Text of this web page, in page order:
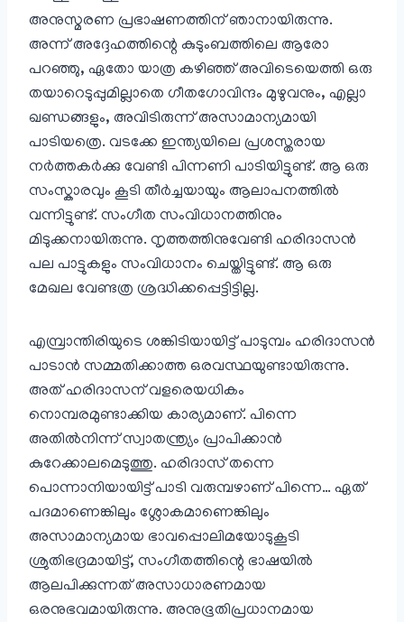
അനുസ്മരണ പ്രഭാഷണത്തിന് ഞാനായിരുന്നു.
അന്ന് അദ്ദേഹത്തിന്റെ കുടുംബത്തിലെ ആരോ
പറഞ്ഞു, ഏതോ യാത്ര കഴിഞ്ഞ് അവിടെയെത്തി ഒരു
തയാറെടുപ്പുമില്ലാതെ ഗീതഗോവിന്ദം മുഴുവനും, എല്ലാ
ഖണ്ഡങ്ങളും, അവിടിരുന്ന് അസാമാന്യമായി
പാടിയത്രെ. വടക്കേ ഇന്ത്യയിലെ പ്രശസ്തരായ
നർത്തകർക്കു വേണ്ടി പിന്നണി പാടിയിട്ടുണ്ട്. ആ ഒരു
സംസ്കാരവും കൂടി തീർച്ചയായും ആലാപനത്തിൽ
വന്നിട്ടുണ്ട്. സംഗീത സംവിധാനത്തിനും
മിടുക്കനായിരുന്നു. നൃത്തത്തിനുവേണ്ടി ഹരിദാസൻ
പല പാട്ടുകളും സംവിധാനം ചെയ്തിട്ടുണ്ട്. ആ ഒരു
മേഖല വേണ്ടത്ര ശ്രദ്ധിക്കപ്പെട്ടിട്ടില്ല.
എമ്പ്രാന്തിരിയുടെ ശങ്കിടിയായിട്ട് പാടുമ്പം ഹരിദാസൻ
പാടാൻ സമ്മതിക്കാത്ത ഒരവസ്ഥയുണ്ടായിരുന്നു.
അത് ഹരിദാസന് വളരെയധികം
നൊമ്പരമുണ്ടാക്കിയ കാര്യമാണ്. പിന്നെ
അതിൽനിന്ന് സ്വാതന്ത്ര്യം പ്രാപിക്കാൻ
കുറേക്കാലമെടുത്തു. ഹരിദാസ് തന്നെ
പൊന്നാനിയായിട്ട് പാടി വരുമ്പഴാണ് പിന്നെ… ഏത്
പദമാണെങ്കിലും ശ്ലോകമാണെങ്കിലും
അസാമാന്യമായ ഭാവപ്പൊലിമയോടുകൂടി
ശ്രുതിഭദ്രമായിട്ട്, സംഗീതത്തിന്റെ ഭാഷയിൽ
ആലപിക്കുന്നത് അസാധാരണമായ
ഒരനുഭവമായിരുന്നു. അനുഭൂതിപ്രധാനമായ